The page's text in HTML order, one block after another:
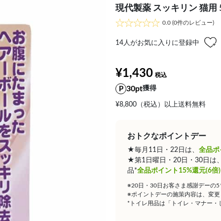
現代製薬 スッキリン 猫用
0.0 (0件のレビュー)
14人がお気に入りに登録中
¥1,430
30pt獲得
¥8,800（税込）以上送料無料
おトクなポイントデー
★毎月11日・22日は、 全品ポ
★第1日曜日・20日・30日は
品*全品ポイント15%還元(6倍)
※20日・30日お客さま感謝デーの
※ポイントデーの施策内容は、変
*トイレ用品は「トイレ・マナー